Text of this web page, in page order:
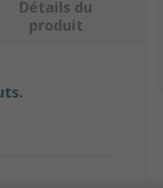
Détails du
produit